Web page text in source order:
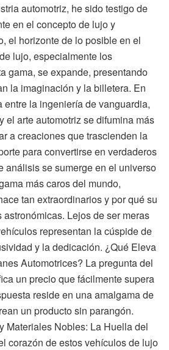
automotriz, he sido testigo de
en el concepto de lujo y
el horizonte de lo posible en el
lujo, especialmente los
gama, se expande, presentando
la imaginación y la billetera. En
la ingeniería de vanguardia,
el arte automotriz se difumina más
a creaciones que trascienden la
para convertirse en verdaderos
análisis se sumerge en el universo
más caros del mundo,
tan extraordinarios y por qué su
Lejos de ser meras
representan la cúspide de
y la dedicación. ¿Qué Eleva
Automotrices? La pregunta del
un precio que fácilmente supera
reside en una amalgama de
un producto sin parangón.
Materiales Nobles: La Huella del
corazón de estos vehículos de lujo